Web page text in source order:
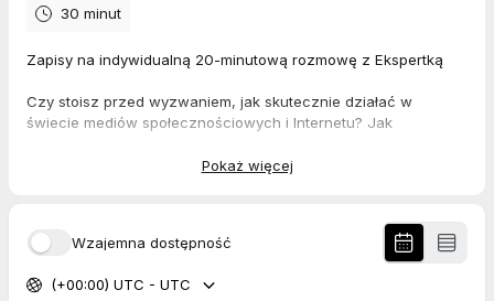
30 minut
Zapisy na indywidualną 20-minutową rozmowę z Ekspertką
Czy stoisz przed wyzwaniem, jak skutecznie działać w
świecie mediów społecznościowych i Internetu? Jak
zastanawiasz się jak zbudować swój lejek sprzedażowy? Albo
Jeśli masz między innymi takie pytania, koniecznie zapisz się
na bezpłatną 20-minutową rozmowę. Ustalimy, co jest Twoim
wyzwaniem i zaproponuję Tobie odpowiednie rozwiązania.
Pokaż więcej
Wzajemna dostępność
(+00:00) UTC - UTC